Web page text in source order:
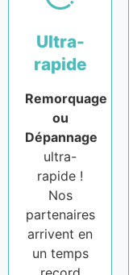
Ultra-
rapide
Remorquage
ou
Dépannage
ultra-
rapide !
Nos
partenaires
arrivent en
un temps